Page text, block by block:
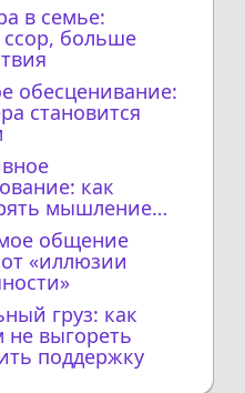
в семье:
больше
обесценивание:
становится
как
мышление
общение
«иллюзии
груз: как
не выгореть
поддержку